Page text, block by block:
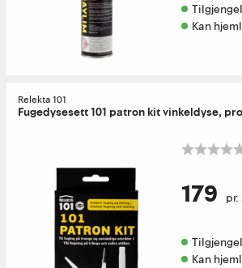
Kan
Relekta 101
Fugedysesett 101 patron kit vinkeldyse,
179
Kan